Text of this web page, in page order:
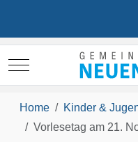
Mobile Menu Toggle
Home
Kinder &
Vorlesetag am 21.